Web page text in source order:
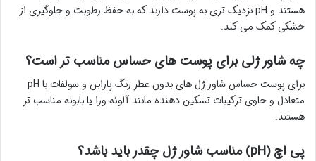
هستند و pH نزدیک تری به پوست دارند که به حفظ رطوبت و جلوگیری از
خشکی کمک می کند.
چه شاور ژلی برای پوست های حساس مناسب تر است؟
برای پوست حساس شاور ژل های بدون عطر رنگ پارابن و سولفات با pH
متعادل و حاوی ترکیبات تسکین دهنده مانند آلوئه ورا یا بابونه مناسب تر
هستند.
پی اچ (pH) مناسب شاور ژل چقدر باید باشد؟